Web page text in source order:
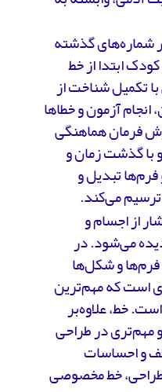
شماره‌‌های گذشته
ابتدا از خط
تکمیل شناخت از
آزمون و خطاها
فرمان هماهنگی
گذشت زمان و
تبدیل و
ترسیم می‌کند.
از اجسام و
می‌شود. در
و شکل‌ها
است که مهم‌ترین
خط، علاوه‌بر
مهم‌تری در طراحی
و احساسات
خط مخصوصی